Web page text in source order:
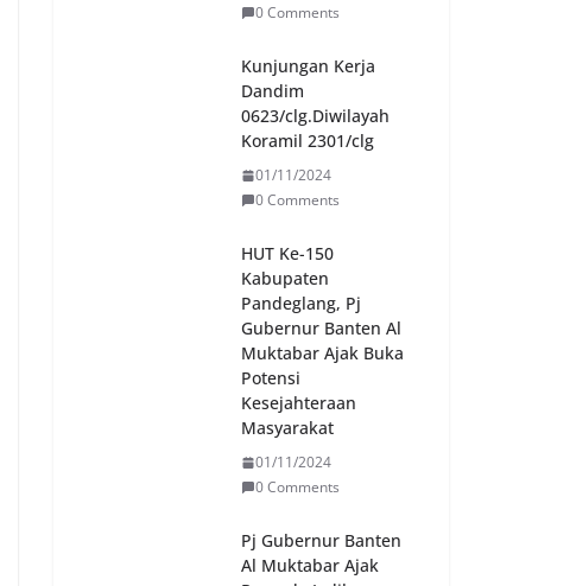
0 Comments
Kunjungan Kerja
Dandim
0623/clg.Diwilayah
Koramil 2301/clg
01/11/2024
0 Comments
HUT Ke-150
Kabupaten
Pandeglang, Pj
Gubernur Banten Al
Muktabar Ajak Buka
Potensi
Kesejahteraan
Masyarakat
01/11/2024
0 Comments
Pj Gubernur Banten
Al Muktabar Ajak